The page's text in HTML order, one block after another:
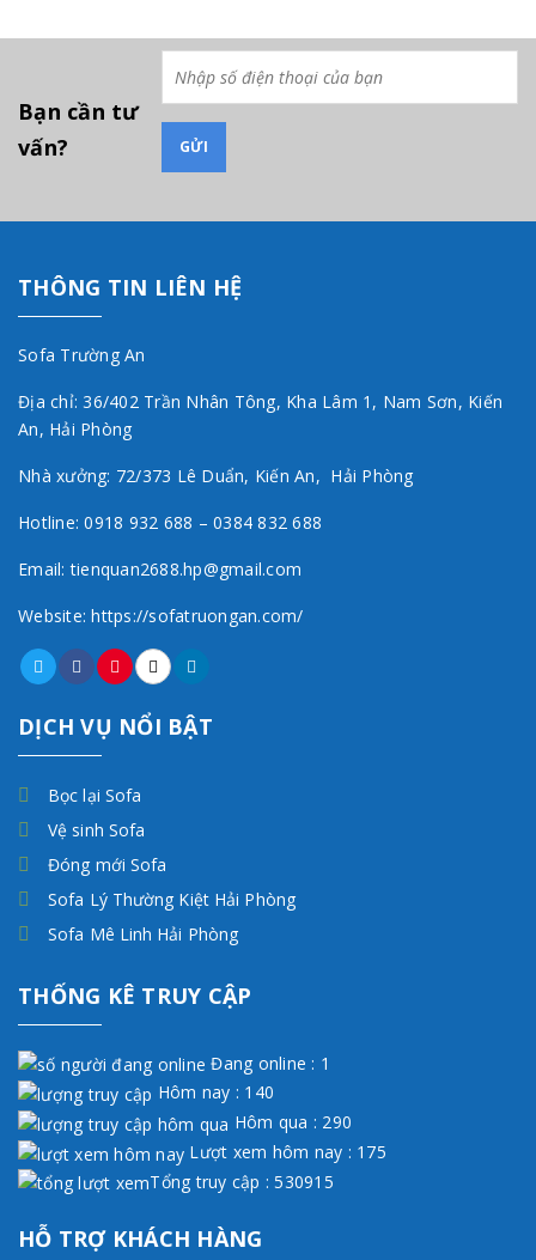
Bạn cần tư
vấn?
THÔNG TIN LIÊN HỆ
Sofa Trường An
Địa chỉ: 36/402 Trần Nhân Tông, Kha Lâm 1, Nam Sơn, Kiến
An, Hải Phòng
Nhà xưởng: 72/373 Lê Duẩn, Kiến An, Hải Phòng
Hotline: 0918 932 688 – 0384 832 688
Email: tienquan2688.hp@gmail.com
Website: https://sofatruongan.com/
DỊCH VỤ NỔI BẬT
Bọc lại Sofa
Vệ sinh Sofa
Đóng mới Sofa
Sofa Lý Thường Kiệt Hải Phòng
Sofa Mê Linh Hải Phòng
THỐNG KÊ TRUY CẬP
Đang online : 1
Hôm nay : 140
Hôm qua : 290
Lượt xem hôm nay : 175
Tổng truy cập : 530915
HỖ TRỢ KHÁCH HÀNG